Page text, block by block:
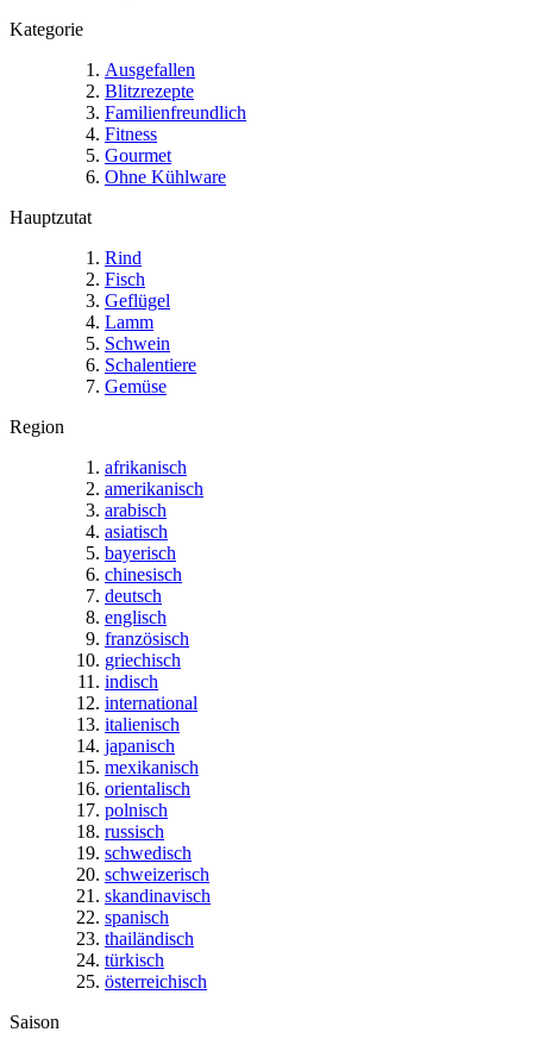
Kategorie
Ausgefallen
Blitzrezepte
Familienfreundlich
Fitness
Gourmet
Ohne Kühlware
Hauptzutat
Rind
Fisch
Geflügel
Lamm
Schwein
Schalentiere
Gemüse
Region
afrikanisch
amerikanisch
arabisch
asiatisch
bayerisch
chinesisch
deutsch
englisch
französisch
griechisch
indisch
international
italienisch
japanisch
mexikanisch
orientalisch
polnisch
russisch
schwedisch
schweizerisch
skandinavisch
spanisch
thailändisch
türkisch
österreichisch
Saison